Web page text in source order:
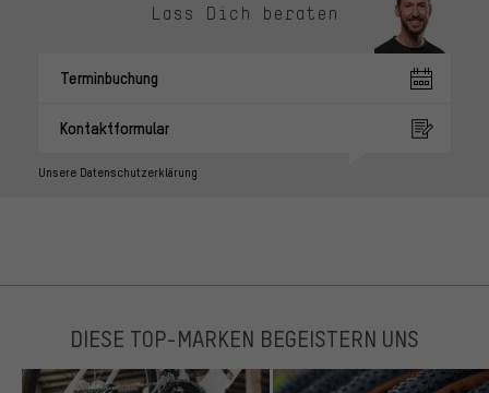
Lass Dich beraten
Terminbuchung
Kontaktformular
Unsere Datenschutzerklärung
DIESE TOP-MARKEN BEGEISTERN UNS